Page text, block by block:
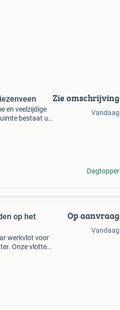
en veelzijdige
bestaat uit
Zie omschrijving
Vandaag
Dagtopper
op het
werkvlot voor
Onze vlotten
Op aanvraag
Vandaag